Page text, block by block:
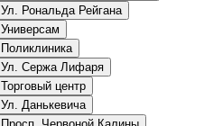
Ул. Рональда Рейгана
Универсам
Поликлиника
Ул. Сержа Лифаря
Торговый центр
Ул. Данькевича